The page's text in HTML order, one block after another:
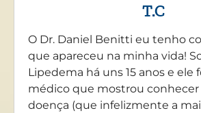
T.C
O Dr. Daniel Benitti eu tenho
que apareceu na minha vida!
Lipedema há uns 15 anos e ele
médico que mostrou conhecer
doença (que infelizmente a